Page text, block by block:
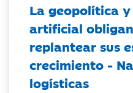
La geopolítica
artificial
replantear sus
crecimiento -
logísticas